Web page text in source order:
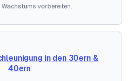
vorbereiten.
in den 30ern &
40ern